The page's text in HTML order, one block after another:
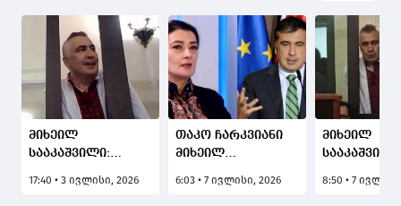
მიხეილ
სააკაშვილი:
ერთ-ერთი
17:40 • 3 ივლისი, 2026
თაკო ჩარკვიანი
მიხეილ
უშიშროების
6:03 • 7 ივლისი, 2026
მიხეილ
სააკაშვილი
8:50 • 7